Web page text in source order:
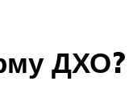
ДХО?